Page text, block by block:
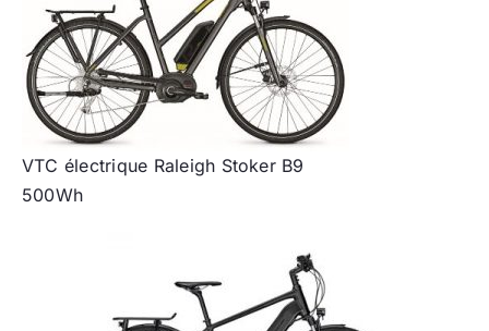
VTC électrique Raleigh Stoker B9
500Wh